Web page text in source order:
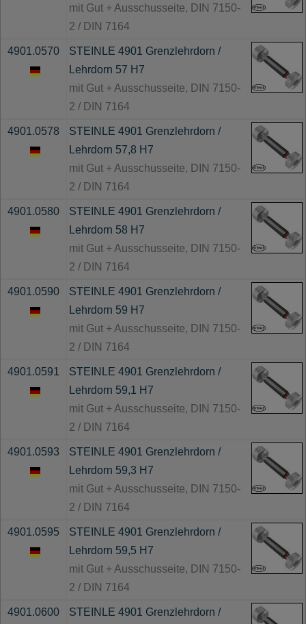
mit Gut + Ausschusseite, DIN 7150-
2 / DIN 7164
4901.0570
STEINLE 4901 Grenzlehrdorn /
Lehrdorn 57 H7
mit Gut + Ausschusseite, DIN 7150-
2 / DIN 7164
4901.0578
STEINLE 4901 Grenzlehrdorn /
Lehrdorn 57,8 H7
mit Gut + Ausschusseite, DIN 7150-
2 / DIN 7164
4901.0580
STEINLE 4901 Grenzlehrdorn /
Lehrdorn 58 H7
mit Gut + Ausschusseite, DIN 7150-
2 / DIN 7164
4901.0590
STEINLE 4901 Grenzlehrdorn /
Lehrdorn 59 H7
mit Gut + Ausschusseite, DIN 7150-
2 / DIN 7164
4901.0591
STEINLE 4901 Grenzlehrdorn /
Lehrdorn 59,1 H7
mit Gut + Ausschusseite, DIN 7150-
2 / DIN 7164
4901.0593
STEINLE 4901 Grenzlehrdorn /
Lehrdorn 59,3 H7
mit Gut + Ausschusseite, DIN 7150-
2 / DIN 7164
4901.0595
STEINLE 4901 Grenzlehrdorn /
Lehrdorn 59,5 H7
mit Gut + Ausschusseite, DIN 7150-
2 / DIN 7164
4901.0600
STEINLE 4901 Grenzlehrdorn /